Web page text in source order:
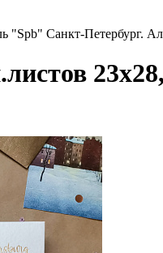
"Spb" Санкт-Петербург.